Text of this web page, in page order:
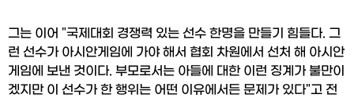
그는 이어 "국제대회 경쟁력 있는 선수 한명을 만들기 힘들다. 그
런 선수가 아시안게임에 가야 해서 협회 차원에서 선처 해 아시안
게임에 보낸 것이다. 부모로서는 아들에 대한 이런 징계가 불만이
겠지만 이 선수가 한 행위는 어떤 이유에서든 문제가 있다"고 전